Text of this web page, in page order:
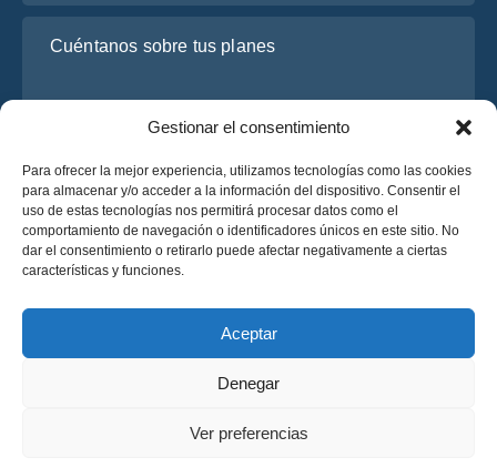
Gestionar el consentimiento
Para ofrecer la mejor experiencia, utilizamos tecnologías como las cookies
para almacenar y/o acceder a la información del dispositivo. Consentir el
uso de estas tecnologías nos permitirá procesar datos como el
comportamiento de navegación o identificadores únicos en este sitio. No
dar el consentimiento o retirarlo puede afectar negativamente a ciertas
características y funciones.
Aceptar
Denegar
Ver preferencias
© 2025 OsaBus © Todos los derechos reservados.
He leído y acepto laPolítica de Privacidadde OsaBus.
Solicite un presupuesto
Solicite un presupuesto